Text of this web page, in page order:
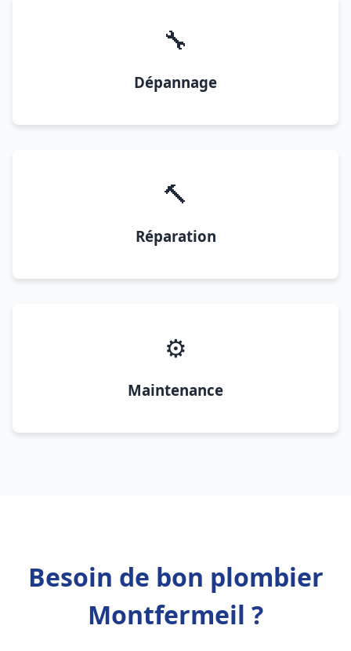
🔧
Dépannage
🔨
Réparation
⚙️
Maintenance
Besoin de bon plombier
Montfermeil ?